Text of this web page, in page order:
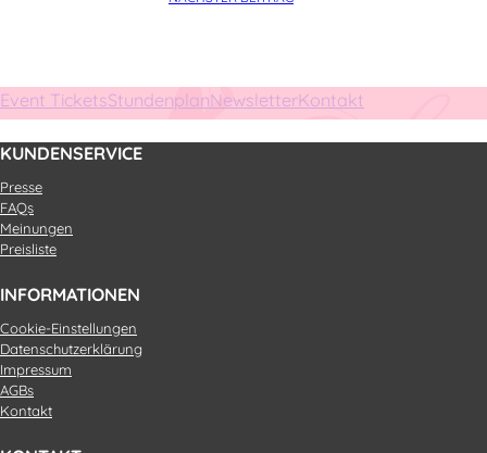
Event TicketsStundenplanNewsletter Kontakt
KUNDENSERVICE
Presse
FAQs
Meinungen
Preisliste
INFORMATIONEN
Cookie-Einstellungen
Datenschutzerklärung
Impressum
AGBs
Kontakt